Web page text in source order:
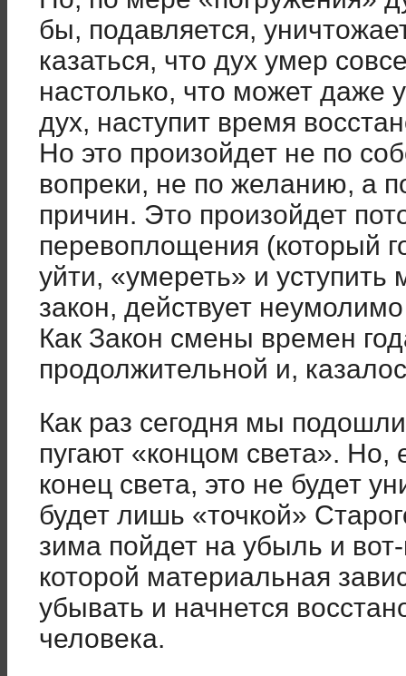
бы, подавляется,
казаться, что дух умер
настолько, что может даже
дух, наступит время
Но это произойдет не по
вопреки, не по желанию, а
причин. Это произойдет
перевоплощения (который
уйти, «умереть» и
закон, действует
Как Закон смены времен
продолжительной и,
Как раз сегодня мы
пугают «концом света». Но,
конец света, это не будет
будет лишь «точкой»
зима пойдет на убыль и
которой материальная
убывать и начнется
человека.